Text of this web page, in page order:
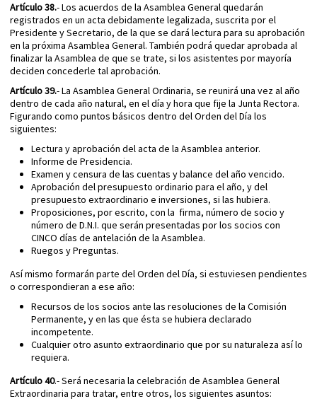
Artículo 38.- Los acuerdos de la Asamblea General quedarán
registrados en un acta debidamente legalizada, suscrita por el
Presidente y Secretario, de la que se dará lectura para su aprobación
en la próxima Asamblea General. También podrá quedar aprobada al
finalizar la Asamblea de que se trate, si los asistentes por mayoría
deciden concederle tal aprobación.
Artículo 39.- La Asamblea General Ordinaria, se reunirá una vez al año
dentro de cada año natural, en el día y hora que fije la Junta Rectora.
Figurando como puntos básicos dentro del Orden del Día los
siguientes:
Lectura y aprobación del acta de la Asamblea anterior.
Informe de Presidencia.
Examen y censura de las cuentas y balance del año vencido.
Aprobación del presupuesto ordinario para el año, y del
presupuesto extraordinario e inversiones, si las hubiera.
Proposiciones, por escrito, con la firma, número de socio y
número de D.N.I. que serán presentadas por los socios con
CINCO días de antelación de la Asamblea.
Ruegos y Preguntas.
Así mismo formarán parte del Orden del Día, si estuviesen pendientes
o correspondieran a ese año:
Recursos de los socios ante las resoluciones de la Comisión
Permanente, y en las que ésta se hubiera declarado
incompetente.
Cualquier otro asunto extraordinario que por su naturaleza así lo
requiera.
Artículo 40.- Será necesaria la celebración de Asamblea General
Extraordinaria para tratar, entre otros, los siguientes asuntos: